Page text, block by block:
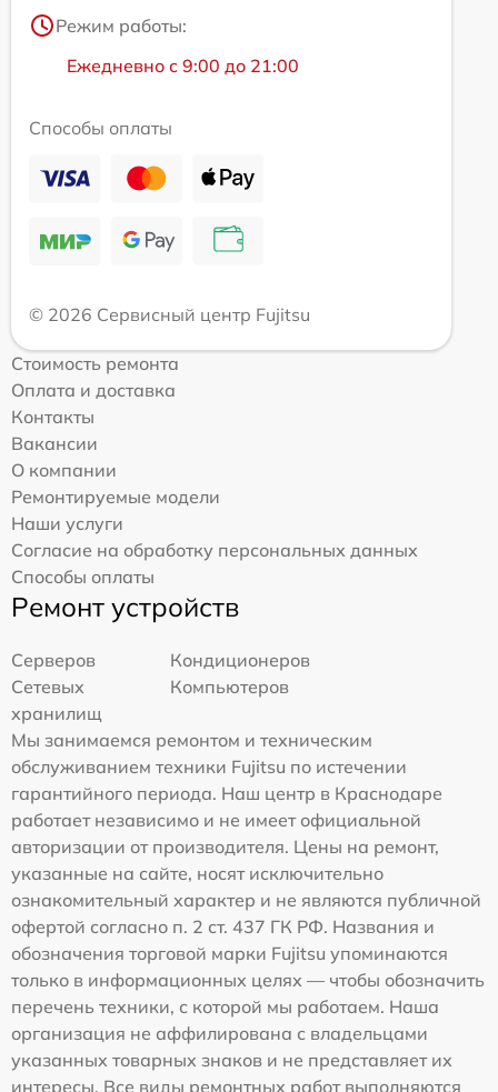
Режим работы:
Ежедневно с 9:00 до 21:00
Способы оплаты
© 2026 Сервисный центр Fujitsu
Стоимость ремонта
Оплата и доставка
Контакты
Вакансии
О компании
Ремонтируемые модели
Наши услуги
Согласие на обработку персональных данных
Способы оплаты
Ремонт устройств
Серверов
Кондиционеров
Сетевых
хранилищ
Компьютеров
Мы занимаемся ремонтом и техническим
обслуживанием техники Fujitsu по истечении
гарантийного периода. Наш центр в Краснодаре
работает независимо и не имеет официальной
авторизации от производителя. Цены на ремонт,
указанные на сайте, носят исключительно
ознакомительный характер и не являются публичной
офертой согласно п. 2 ст. 437 ГК РФ. Названия и
обозначения торговой марки Fujitsu упоминаются
только в информационных целях — чтобы обозначить
перечень техники, с которой мы работаем. Наша
организация не аффилирована с владельцами
указанных товарных знаков и не представляет их
интересы. Все виды ремонтных работ выполняются